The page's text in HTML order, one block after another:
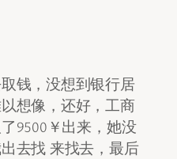
钱，没想到银行居
想像，还好，工商
9500￥出来，她没
去找 来找去，最后